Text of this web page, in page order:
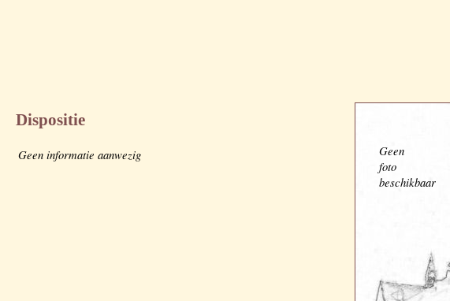
Dispositie
Geen informatie aanwezig
Geen
foto
beschikbaar